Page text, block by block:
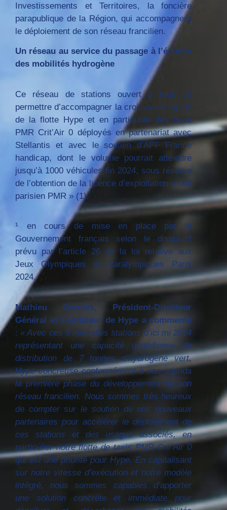
Investissements et Territoires, la foncière
parapublique de la Région, qui accompagnera
le déploiement de son réseau francilien.
Un réseau au service du passage à l’échelle
des mobilités hydrogène
Ce réseau de stations ouvert à tous va
permettre d’accompagner la croissance rapide
de la flotte Hype et en particulier des taxis
PMR Crit’Air 0 déployés en partenariat avec
Stellantis et avec le soutien d’APF France
handicap, dont le volume pourrait atteindre
jusqu’à 1000 véhicules fin 2024, sous réserve
de l’obtention de la licence d’exploitation « taxi
parisien PMR » (1).
¹ en cours de mise en place par le
Gouvernement français selon le dispositif
prévu par l’article 26 de la loi relative aux
Jeux Olympiques et Paralympiques Paris
2024.
Mathieu Gardies, Président-Directeur
Général et Fondateur de Hype a commenté
:« Avec ces 8 nouvelles stations d’ici mi 2024
représentant une capacité quotidienne de
distribution de 7 tonnes d’hydrogène vert,
Hype concrétise conformément à son agenda
la première phase du développement de son
réseau francilien. Nous sommes très heureux
de compter sur le soutien de nos nouveaux
partenaires pour accélérer le déploiement de
ces stations et des usages associés, en
particulier notre flotte de taxis PMR Crit’Air 0
qui est une priorité pour Hype. En capitalisant
sur notre vitesse d’exécution et notre modèle
intégré, nous sommes capables d’apporter
une solution concrète et immédiate pour